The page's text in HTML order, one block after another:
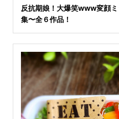
反抗期娘！大爆笑www変顔
集〜全６作品！